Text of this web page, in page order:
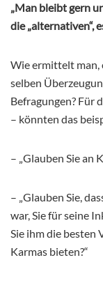
„Man bleibt gern
die „alternativen“,
Wie ermittelt man,
selben
Befragungen? Für
– könnten das
– „Glauben Sie an
– „Glauben Sie,
war, Sie für seine
Sie ihm die besten
Karmas bieten?“